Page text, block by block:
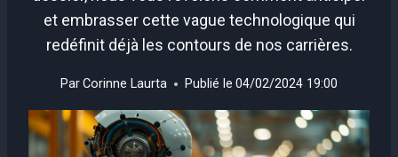
et embrasser cette vague technologique qui
redéfinit déjà les contours de nos carrières.
ParCorinne Laurta Publié le 04/02/2024 19:00